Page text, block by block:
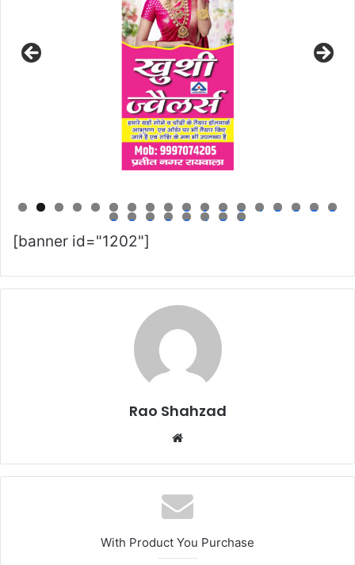
0 1 2 3 4 5 6 7 8
9 0 1 2 3 4 5 6
[banner id="1202"]
Rao Shahzad
Website
With Product You Purchase